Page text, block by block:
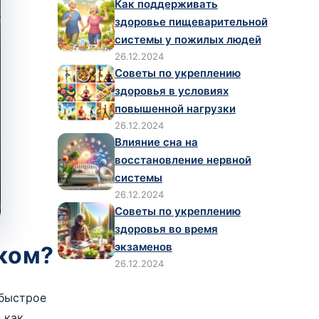
направления
перечень
направлений
невролога на дом
невролога на
перечень
услуг
Как поддерживать
здоровье пищеварительной
системы у пожилых людей
26.12.2024
Советы по укреплению
здоровья в условиях
повышенной нагрузки
26.12.2024
Влияние сна на
восстановление нервной
системы
26.12.2024
Советы по укреплению
здоровья во время
экзаменов
26.12.2024
Оформить заказ
на консультацию .
листа. Однако, чтобы избежать возможных
указанным на сайте.